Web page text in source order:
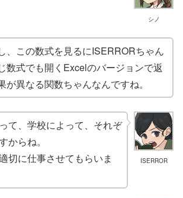
シノ
、この数式を見るにISERRORちゃん
数式でも開くExcelのバージョンで返
が異なる関数ちゃんなんですね。
ISERROR
て、学校によって、それぞ
からね。
切に仕事させてもらいま